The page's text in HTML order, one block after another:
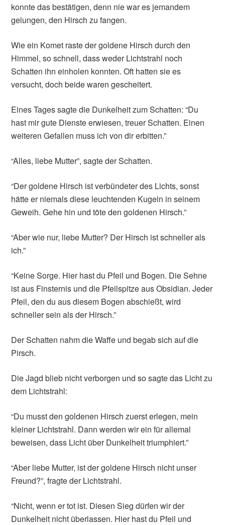
konnte das bestätigen, denn nie war es jemandem
gelungen, den Hirsch zu fangen.
Wie ein Komet raste der goldene Hirsch durch den
Himmel, so schnell, dass weder Lichtstrahl noch
Schatten ihn einholen konnten. Oft hatten sie es
versucht, doch beide waren gescheitert.
Eines Tages sagte die Dunkelheit zum Schatten: “Du
hast mir gute Dienste erwiesen, treuer Schatten. Einen
weiteren Gefallen muss ich von dir erbitten.”
“Alles, liebe Mutter”, sagte der Schatten.
“Der goldene Hirsch ist verbündeter des Lichts, sonst
hätte er niemals diese leuchtenden Kugeln in seinem
Geweih. Gehe hin und töte den goldenen Hirsch.”
“Aber wie nur, liebe Mutter? Der Hirsch ist schneller als
ich.”
“Keine Sorge. Hier hast du Pfeil und Bogen. Die Sehne
ist aus Finsternis und die Pfeilspitze aus Obsidian. Jeder
Pfeil, den du aus diesem Bogen abschießt, wird
schneller sein als der Hirsch.”
Der Schatten nahm die Waffe und begab sich auf die
Pirsch.
Die Jagd blieb nicht verborgen und so sagte das Licht zu
dem Lichtstrahl:
“Du musst den goldenen Hirsch zuerst erlegen, mein
kleiner Lichtstrahl. Dann werden wir ein für allemal
beweisen, dass Licht über Dunkelheit triumphiert.”
“Aber liebe Mutter, ist der goldene Hirsch nicht unser
Freund?”, fragte der Lichtstrahl.
“Nicht, wenn er tot ist. Diesen Sieg dürfen wir der
Dunkelheit nicht überlassen. Hier hast du Pfeil und